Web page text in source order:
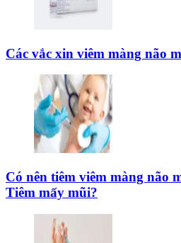
Các vắc xin viêm màng não
Có nên tiêm viêm màng não
Tiêm mấy mũi?